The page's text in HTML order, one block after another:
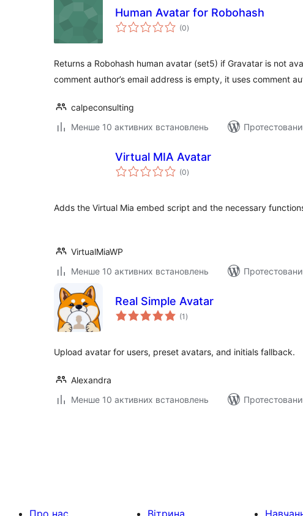
Human Avatar for Robohash
(0загальний
рейтинг
)
Returns a Robohash human avatar (set5) if Gravatar is not
comment author’s email address is empty, it uses comment
calpeconsulting
Менше 10 активних встановлень
Virtual MIA Avatar
(0загальний
рейтинг
)
Adds the Virtual Mia embed script and the necessary
VirtualMiaWP
Менше 10 активних встановлень
Real Simple Avatar
(1 загальний
рейтинг
)
Upload avatar for users, preset avatars, and initials fallback.
Alexandra
Менше 10 активних встановлень
Про нас Вітрина